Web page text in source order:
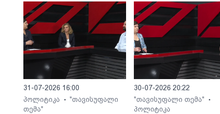
მისივე თქმით, პატრიარქის
დაკავშირებით პროცესები
მიმდინარეობს და საკითხში არავინ
ერევა. მეუფე იაკობი აღნიშნავს, რომ
„ჩვენი ეკლესია ძალიან საიმედო
31-07-2026 16:00
პოლიტიკა
• "თავისუფალი
თემა"
30-07-2026 20:22
"თავისუფალი თემა"
•
პოლიტიკა